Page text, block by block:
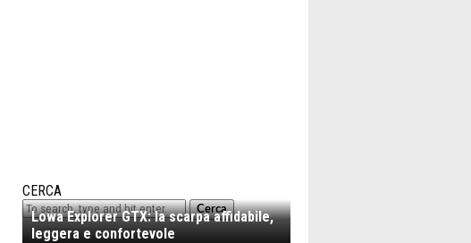
CERCA
Cerca
Lowa Explorer GTX: la scarpa affidabile,
leggera e confortevole